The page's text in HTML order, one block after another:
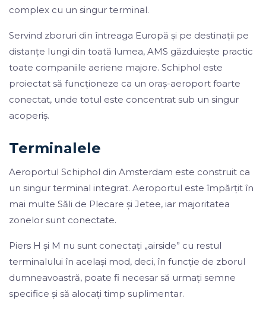
complex cu un singur terminal.
Servind zboruri din întreaga Europă și pe destinații pe
distanțe lungi din toată lumea, AMS găzduiește practic
toate companiile aeriene majore. Schiphol este
proiectat să funcționeze ca un oraș-aeroport foarte
conectat, unde totul este concentrat sub un singur
acoperiș.
Terminalele
Aeroportul Schiphol din Amsterdam este construit ca
un singur terminal integrat. Aeroportul este împărțit în
mai multe Săli de Plecare și Jetee, iar majoritatea
zonelor sunt conectate.
Piers H și M nu sunt conectați „airside” cu restul
terminalului în același mod, deci, în funcție de zborul
dumneavoastră, poate fi necesar să urmați semne
specifice și să alocați timp suplimentar.